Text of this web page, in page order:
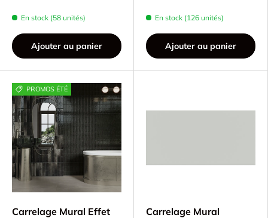
En stock (58 unités)
Ajouter au panier
En stock (126 unités)
Ajouter au panier
PROMOS ÉTÉ
Carrelage Mural Effet
Carrelage Mural